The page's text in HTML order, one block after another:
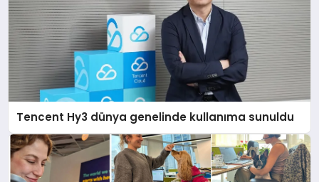
Tencent Hy3 dünya genelinde kullanıma sunuldu